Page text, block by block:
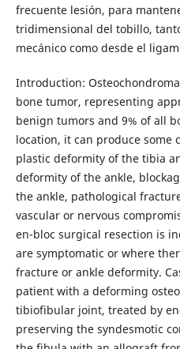
frecuente lesión, para
tridimensional del tobillo,
mecánico como desde el
Introduction:
bone tumor, representing
benign tumors and 9% of all
location, it can produce some
plastic deformity of the tibia
deformity of the ankle,
the ankle, pathological
vascular or nervous
en-bloc surgical resection is
are symptomatic or where
fracture or ankle deformity.
patient with a deforming
tibiofibular joint, treated by
preserving the syndesmotic